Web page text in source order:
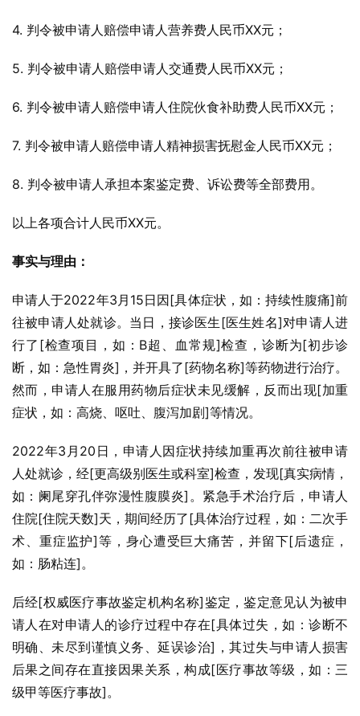
4. 判令被申请人赔偿申请人营养费人民币XX元；
5. 判令被申请人赔偿申请人交通费人民币XX元；
6. 判令被申请人赔偿申请人住院伙食补助费人民币XX元；
7. 判令被申请人赔偿申请人精神损害抚慰金人民币XX元；
8. 判令被申请人承担本案鉴定费、诉讼费等全部费用。
以上各项合计人民币XX元。
事实与理由：
申请人于2022年3月15日因[具体症状，如：持续性腹痛]前
往被申请人处就诊。当日，接诊医生[医生姓名]对申请人进
行了[检查项目，如：B超、血常规]检查，诊断为[初步诊
断，如：急性胃炎]，并开具了[药物名称]等药物进行治疗。
然而，申请人在服用药物后症状未见缓解，反而出现[加重
症状，如：高烧、呕吐、腹泻加剧]等情况。
2022年3月20日，申请人因症状持续加重再次前往被申请
人处就诊，经[更高级别医生或科室]检查，发现[真实病情，
如：阑尾穿孔伴弥漫性腹膜炎]。紧急手术治疗后，申请人
住院[住院天数]天，期间经历了[具体治疗过程，如：二次手
术、重症监护]等，身心遭受巨大痛苦，并留下[后遗症，
如：肠粘连]。
后经[权威医疗事故鉴定机构名称]鉴定，鉴定意见认为被申
请人在对申请人的诊疗过程中存在[具体过失，如：诊断不
明确、未尽到谨慎义务、延误诊治]，其过失与申请人损害
后果之间存在直接因果关系，构成[医疗事故等级，如：三
级甲等医疗事故]。